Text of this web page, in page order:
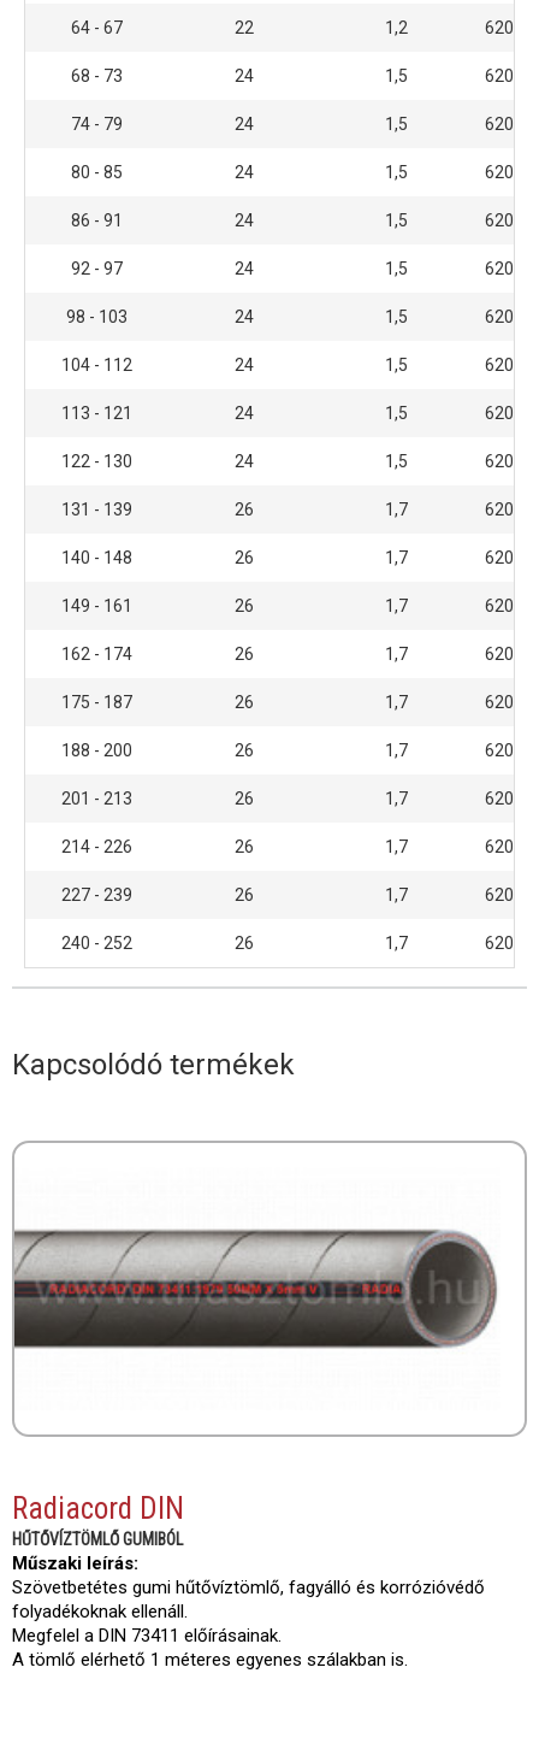
64 - 67 22 1,2 6200
68 - 73 24 1,5 6200
74 - 79 24 1,5 6200
80 - 85 24 1,5 6200
86 - 91 24 1,5 6200
92 - 97 24 1,5 6200
98 - 103 24 1,5 6200
104 - 112 24 1,5 6200
113 - 121 24 1,5 6200
122 - 130 24 1,5 6200
131 - 139 26 1,7 6200
140 - 148 26 1,7 6200
149 - 161 26 1,7 6200
162 - 174 26 1,7 6200
175 - 187 26 1,7 6200
188 - 200 26 1,7 6200
201 - 213 26 1,7 6200
214 - 226 26 1,7 6200
227 - 239 26 1,7 6200
240 - 252 26 1,7 6200
Kapcsolódó termékek
Radiacord DIN
HŰTŐVÍZTÖMLŐ GUMIBÓL
Műszaki leírás:
Szövetbetétes gumi hűtővíztömlő, fagyálló és korrózióvédő
folyadékoknak ellenáll.
Megfelel a DIN 73411 előírásainak.
A tömlő elérhető 1 méteres egyenes szálakban is.